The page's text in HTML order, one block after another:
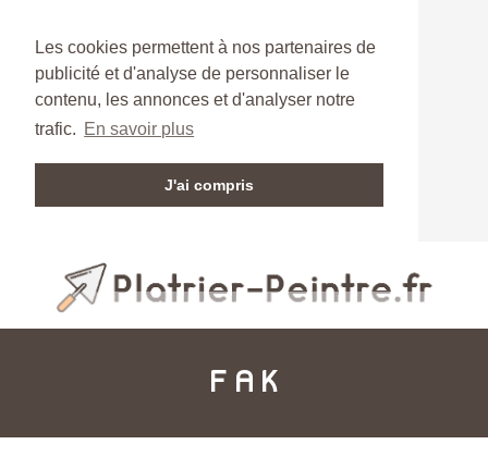
Les cookies permettent à nos partenaires de
publicité et d'analyse de personnaliser le
contenu, les annonces et d'analyser notre
trafic. En savoir plus
J'ai compris
F A K